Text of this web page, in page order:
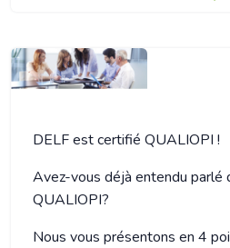
DELF est certifié QUALIOPI !
Avez-vous déjà entendu parlé
QUALIOPI?
Nous vous présentons en 4